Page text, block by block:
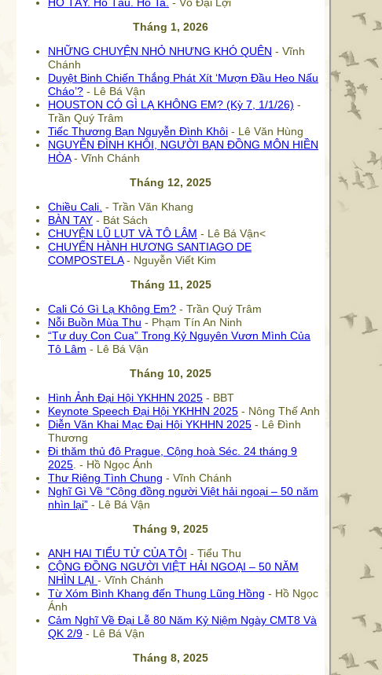
HỒ TÂY. Hồ Tàu. Hồ Ta. - Võ Đại Lợi
Tháng 1, 2026
NHỮNG CHUYỆN NHỎ NHƯNG KHÓ QUÊN - Vĩnh
Chánh
Duyệt Binh Chiến Thắng Phát Xít ‘Mượn Đầu Heo Nấu
Cháo’?- Lê Bá Vận
HOUSTON CÓ GÌ LẠ KHÔNG EM? (Kỳ 7, 1/1/26) -
Trần Quý Trâm
Tiếc Thương Bạn Nguyễn Đình Khôi- Lê Văn Hùng
NGUYỄN ĐÌNH KHÔI, NGƯỜI BẠN ĐỒNG MÔN HIỀN
HÒA- Vĩnh Chánh
Tháng 12, 2025
Chiều Cali. - Trần Văn Khang
BÀN TAY- Bát Sách
CHUYỆN LŨ LỤT VÀ TÔ LÂM - Lê Bá Vận<
CHUYẾN HÀNH HƯƠNG SANTIAGO DE
COMPOSTELA- Nguyễn Viết Kim
Tháng 11, 2025
Cali Có Gì Lạ Không Em?- Trần Quý Trâm
Nỗi Buồn Mùa Thu - Phạm Tín An Ninh
“Tư duy Con Cua” Trong Kỷ Nguyên Vươn Mình Của
Tô Lâm - Lê Bá Vận
Tháng 10, 2025
Hình Ảnh Đại Hội YKHHN 2025- BBT
Keynote Speech Đại Hội YKHHN 2025- Nông Thế Anh
Diễn Văn Khai Mạc Đại Hội YKHHN 2025- Lê Đình
Thương
Đi thăm thủ đô Prague, Cộng hoà Séc. 24 tháng 9
2025. - Hồ Ngọc Ánh
Thư Riêng Tình Chung - Vĩnh Chánh
Nghĩ Gì Về “Cộng đồng người Việt hải ngoại – 50 năm
nhìn lại”- Lê Bá Vận
Tháng 9, 2025
ANH HAI TIỂU TỬ CỦA TÔI - Tiểu Thu
CỘNG ĐỒNG NGƯỜI VIỆT HẢI NGOẠI – 50 NĂM
NHÌN LẠI - Vĩnh Chánh
Từ Xóm Bình Khang đến Thung Lũng Hồng - Hồ Ngọc
Ánh
Cảm Nghĩ Về Đại Lễ 80 Năm Kỷ Niệm Ngày CMT8 Và
QK 2/9- Lê Bá Vận
Tháng 8, 2025